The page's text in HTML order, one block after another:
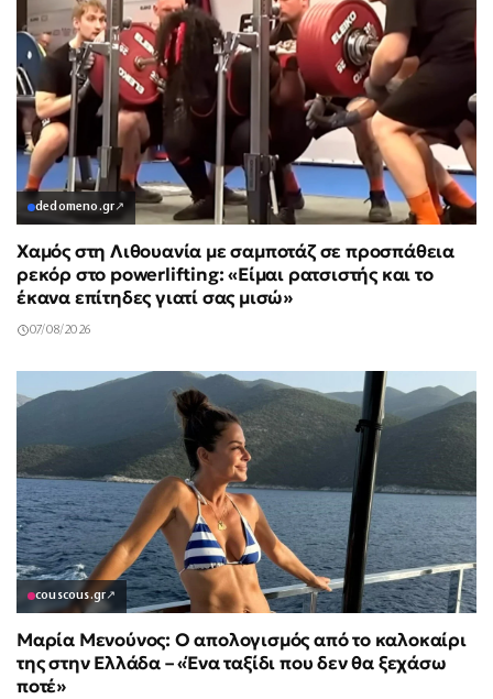
dedomeno.gr↗
Χαμός στη Λιθουανία με σαμποτάζ σε προσπάθεια
ρεκόρ στο powerlifting: «Είμαι ρατσιστής και το
έκανα επίτηδες γιατί σας μισώ»
07/08/2026
couscous.gr↗
Μαρία Μενούνος: Ο απολογισμός από το καλοκαίρι
της στην Ελλάδα – «Ένα ταξίδι που δεν θα ξεχάσω
ποτέ»